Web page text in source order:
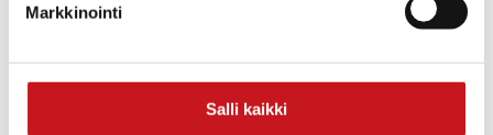
Markkinointi
Salli kaikki
23.03.2017